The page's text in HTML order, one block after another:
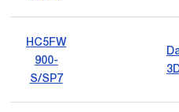
HC5FW
900-
S/SP7